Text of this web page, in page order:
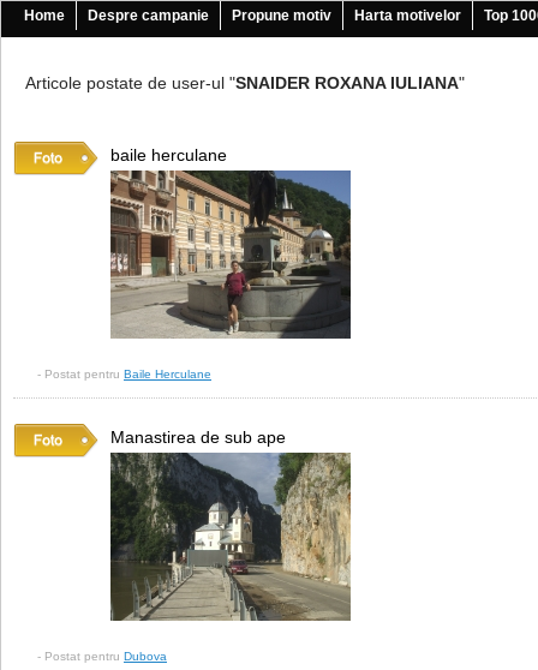
Home Despre campanie Propune motiv Harta motivelor Top
Articole postate de user-ul "SNAIDER ROXANA IULIANA"
baile herculane
- Postat pentru Baile Herculane
Manastirea de sub ape
- Postat pentru Dubova